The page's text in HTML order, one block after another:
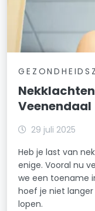
Veenendaal
29 juli 2025
Heb je last van
enige. Vooral nu
we een toename
hoef je niet
lopen.